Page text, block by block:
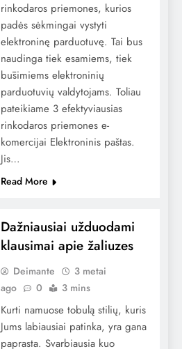
rinkodaros priemones, kurios
padės sėkmingai vystyti
elektroninę parduotuvę. Tai bus
naudinga tiek esamiems, tiek
būsimiems elektroninių
parduotuvių valdytojams. Toliau
pateikiame 3 efektyviausias
rinkodaros priemones e-
komercijai Elektroninis paštas.
Jis…
Read More
Dažniausiai užduodami
klausimai apie žaliuzes
Deimante
3 metai
ago
0 3 mins
Kurti namuose tobulą stilių, kuris
Jums labiausiai patinka, yra gana
paprasta. Svarbiausia kuo